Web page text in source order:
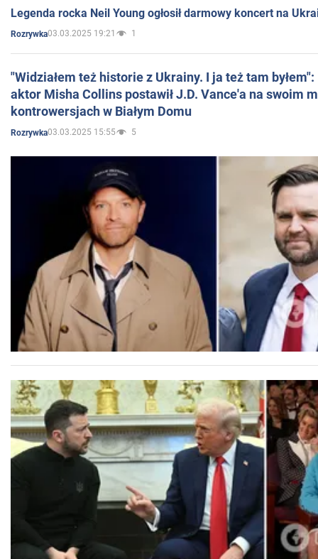
Legenda rocka Neil Young ogłosił darmowy koncert na
Rozrywka03.03.2025 19:21 1
"Widziałem też historie z Ukrainy. I ja też tam
aktor Misha Collins postawił J.D. Vance'a na swoim
kontrowersjach w Białym Domu
Rozrywka03.03.2025 15:55 5